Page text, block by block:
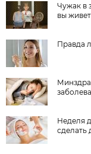
Чужак в
вы
Правда
Неделя
сделать